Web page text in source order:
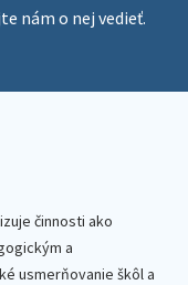
nám o nej vedieť.
činnosti ako
a
usmerňovanie škôl a